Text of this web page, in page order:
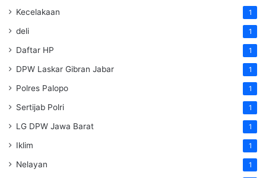
Kecelakaan 1
deli 1
Daftar HP 1
DPW Laskar Gibran Jabar 1
Polres Palopo 1
Sertijab Polri 1
LG DPW Jawa Barat 1
Iklim 1
Nelayan 1